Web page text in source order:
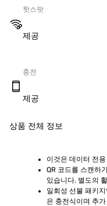
핫스팟
제공
충전
제공
상품 전체 정보
이것은 데이터 전
QR 코드를 스캔하
있습니다. 별도의
일회성 선불 패키
은 충전식이며 추